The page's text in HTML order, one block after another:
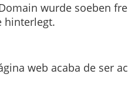
wurde soeben
hinterlegt.
web acaba de ser